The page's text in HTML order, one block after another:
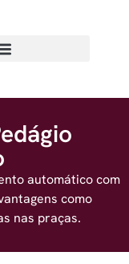
automático com
como
nas praças.